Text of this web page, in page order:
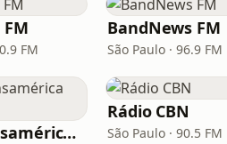
FM
BandNews FM
São Paulo · 96.9 FM
Rádio Transamérica (TMC)
Rádio CBN
São Paulo · 90.5 FM